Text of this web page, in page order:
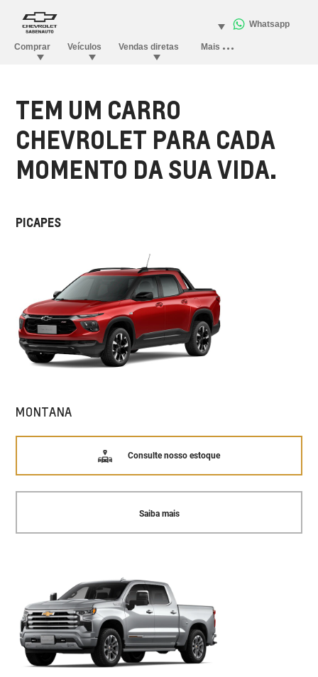
TEM UM CARRO
CHEVROLET PARA CADA
MOMENTO DA SUA VIDA.
PICAPES
MONTANA
Consulte nosso estoque
Saiba mais